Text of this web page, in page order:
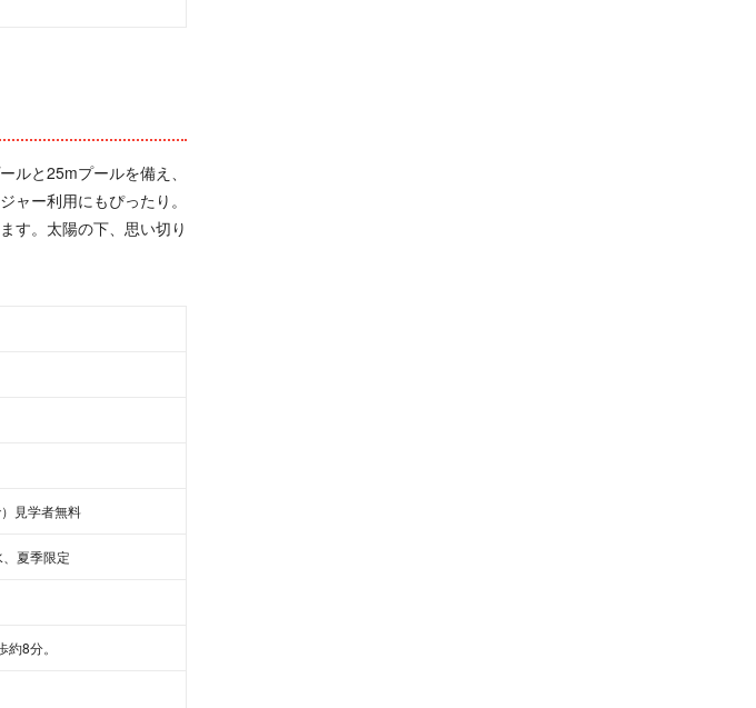
ルと25mプールを備え、
ャー利用にもぴったり。
す。太陽の下、思い切り
見学者無料
夏季限定
8分。